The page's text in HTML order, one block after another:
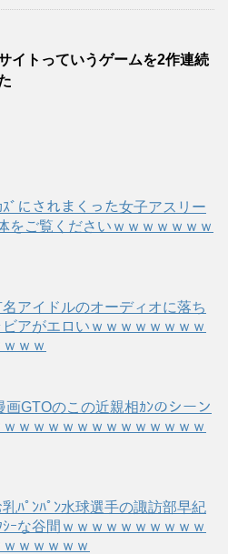
イトっていうゲームを2作連続
ｽﾞにされまくった女子アスリー
をご覧くださいｗｗｗｗｗｗｗ
名アイドルのオーディオに落ち
アがエロいｗｗｗｗｗｗｗｗ
ｗｗ
画GTOのこの近親相ｶﾝのシーン
ｗｗｗｗｗｗｗｗｗｗｗｗｗｗ
乳ﾊﾟﾝﾊﾟﾝ水球選手の諏訪部早紀
ｰな谷間ｗｗｗｗｗｗｗｗｗｗ
ｗｗｗｗｗ